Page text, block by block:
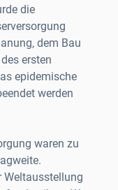
die
dem Bau
ersten
epidemische
werden
waren zu
Weltausstellung